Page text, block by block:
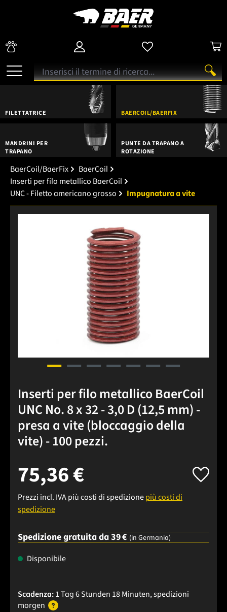
FILETTATRICE BAERCOIL/BAERFIX
MANDRINI PER
TRAPANO
PUNTE DA TRAPANO A
ROTAZIONE
BaerCoil/BaerFix
BaerCoil
Inserti per filo metallico BaerCoil
UNC - Filetto americano grosso
Impugnatura a vite
Inserti per filo metallico BaerCoil
UNC No. 8 x 32 - 3,0 D (12,5 mm) -
presa a vite (bloccaggio della
vite) - 100 pezzi.
75,36 €
Prezzi incl. IVA più costi di spedizionepiù costi di
spedizione
Spedizione gratuita da 39 € (in Germania)
Disponibile
Scadenza:1 Tag 6 Stunden 18 Minuten, spedizioni
morgen